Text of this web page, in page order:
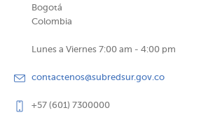
Bogotá
Colombia
Lunes a Viernes 7:00 am - 4:00 pm
contactenos@subredsur.gov.co
+57 (601) 7300000